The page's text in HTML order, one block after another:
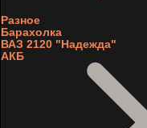
Разное
Барахолка
ВАЗ 2120 "Надежда"
АКБ